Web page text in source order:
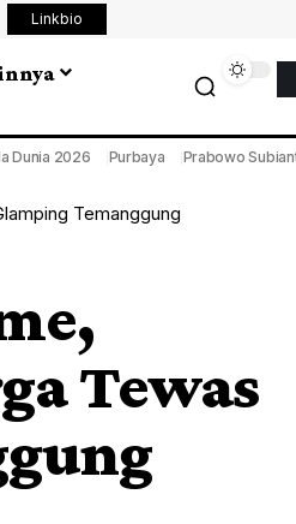
Linkbio
Dunia 2026 Purbaya Prabowo
Temanggung
Tewas